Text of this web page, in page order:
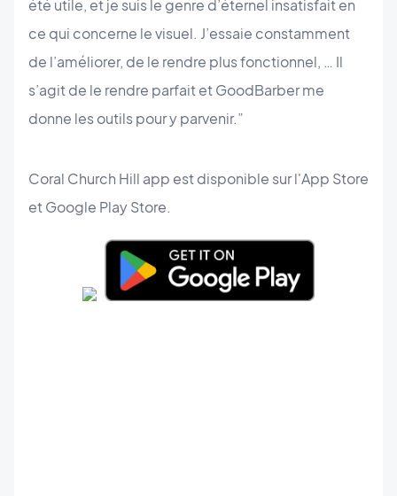
été utile, et je suis le genre d’éternel insatisfait en
ce qui concerne le visuel. J’essaie constamment
de l’améliorer, de le rendre plus fonctionnel, … Il
s’agit de le rendre parfait et GoodBarber me
donne les outils pour y parvenir.”
Coral Church Hill app est disponible sur l'App Store
et Google Play Store.